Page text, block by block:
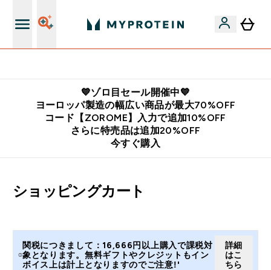
💙ゾロ目セール開催中💙
ヨーロッパ製造の幅広い商品が最大70%OFF
コード【ZOROME】入力で追加10%OFF
さらに特売品は追加20%OFF
今すぐ購入
ショッピングカート
関税につきまして：16,666円以上購入で課税対
象となります。無料ギフトやクレジットもイン
ボイス上は計上となりますのでご注意!'
詳細
はこ
ちら